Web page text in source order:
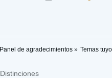
Panel de agradecimientos» Temas
Distinciones